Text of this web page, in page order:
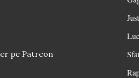
pe Patreon